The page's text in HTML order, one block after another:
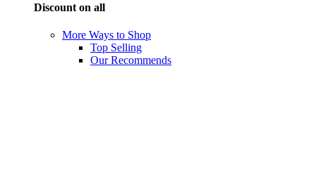
Discount on all
More Ways to Shop
Top Selling
Our Recommends